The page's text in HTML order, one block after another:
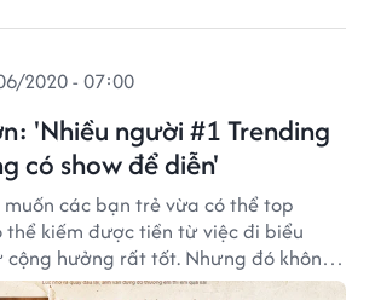
'Nhiều người #1 Trending
có show để diễn'
2020 - 07:00
các bạn trẻ vừa có thể top
kiếm được tiền từ việc đi biểu
cộng hưởng rất tốt. Nhưng đó không